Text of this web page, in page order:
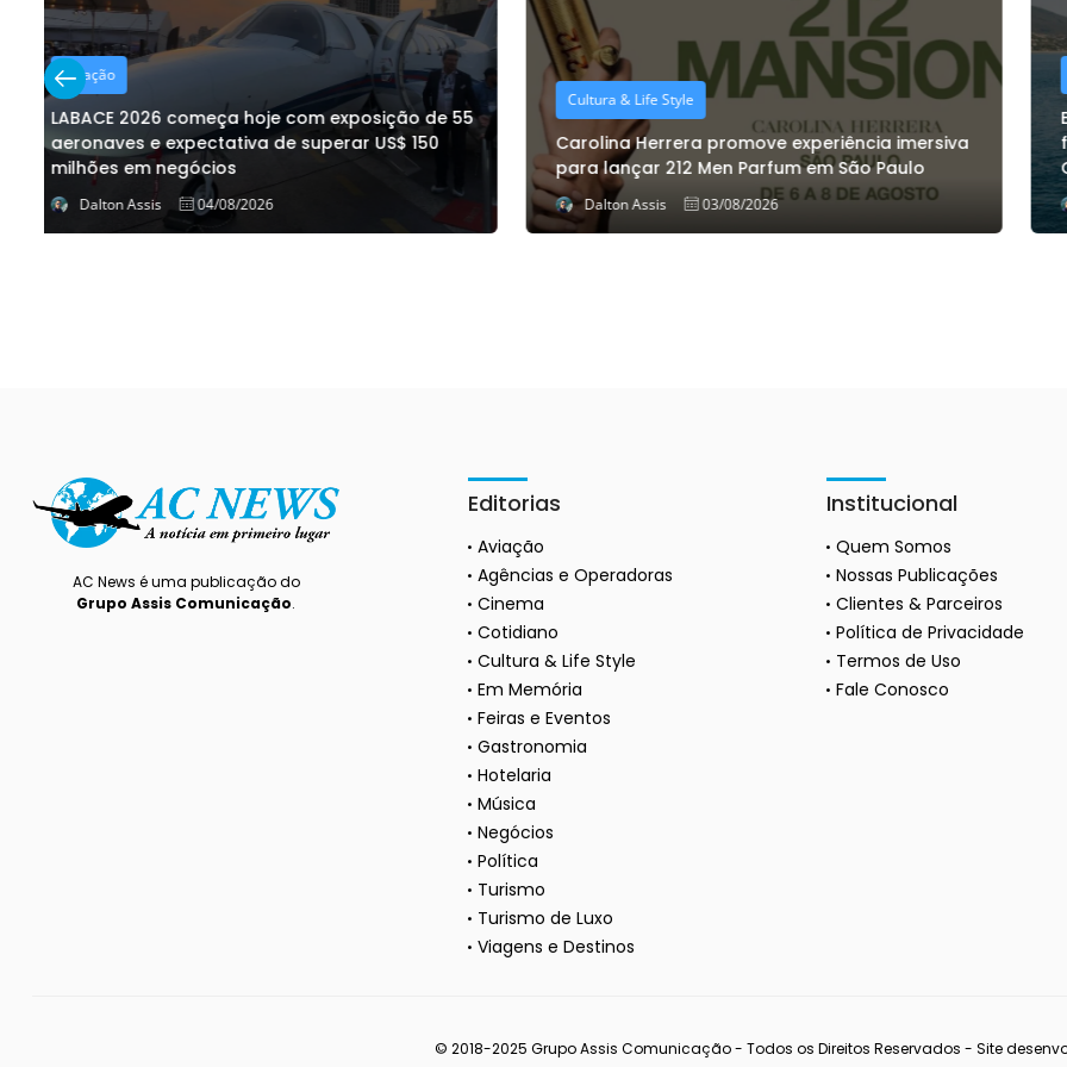
Cultura & Life Style
Carolina Herrera promove experiência imersiva
para lançar 212 Men Parfum em São Paulo
Dalton Assis 03/08/2026
Cruzeiros
Explora Journeys batiza EXPLORA III e amplia
frota de ultra-luxo com primeiro navio movido a
GNL
Dalton Assis 03/08/2026
AC News é uma publicação do
Grupo Assis Comunicação.
Editorias
Aviação
Agências e Operadoras
Cinema
Cotidiano
Cultura & Life Style
Em Memória
Feiras e Eventos
Gastronomia
Hotelaria
Música
Negócios
Política
Turismo
Turismo de Luxo
Viagens e Destinos
Institucional
Quem Somos
Nossas Publicações
Clientes & Parceiros
Política de Privacidade
Termos de Uso
Fale Conosco
© 2018-2025 Grupo Assis Comunicação - Todos os Direitos Reservados - Site